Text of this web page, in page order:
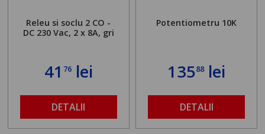
Releu si soclu 2 CO -
DC 230 Vac, 2 x 8A, gri
41 76lei
DETALII
Potentiometru 10K
13588lei
DETALII